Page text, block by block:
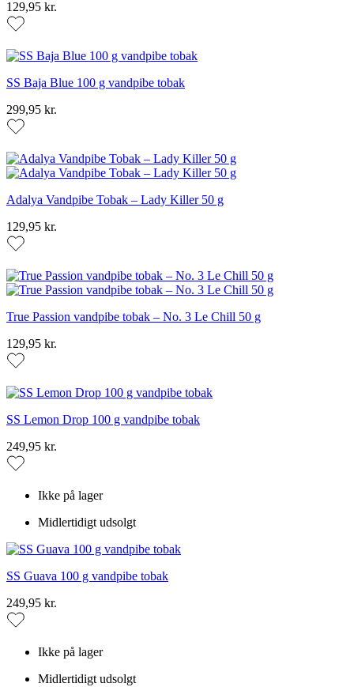
129,95 kr.
SS Baja Blue 100 g vandpibe tobak
299,95 kr.
Adalya Vandpibe Tobak – Lady Killer 50 g
129,95 kr.
True Passion vandpibe tobak – No. 3 Le Chill 50 g
129,95 kr.
SS Lemon Drop 100 g vandpibe tobak
249,95 kr.
Ikke på lager
Midlertidigt udsolgt
SS Guava 100 g vandpibe tobak
249,95 kr.
Ikke på lager
Midlertidigt udsolgt